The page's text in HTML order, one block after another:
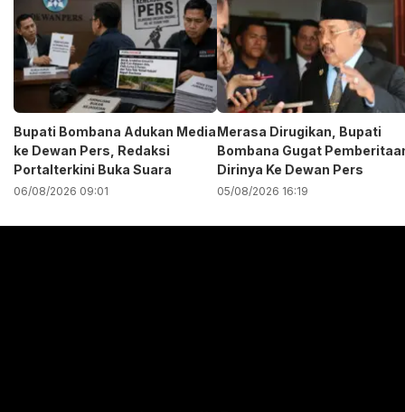
Bupati Bombana Adukan Media
ke Dewan Pers, Redaksi
Portalterkini Buka Suara
06/08/2026 09:01
Merasa Dirugikan, Bupati
Bombana Gugat
Dirinya Ke Dewan Pers
05/08/2026 16:19